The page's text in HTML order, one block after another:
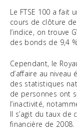
Le FTSE 100 a fait
cours de clôture
l’indice, on trouve
des bonds de 9,4
Cependant, le
d’affaire au niveau
des statistiques
de personnes ont
l’inactivité,
Il s’agit du taux de
financière de 2008.